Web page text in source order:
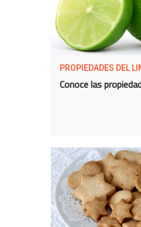
PROPIEDADES DEL
Conoce las